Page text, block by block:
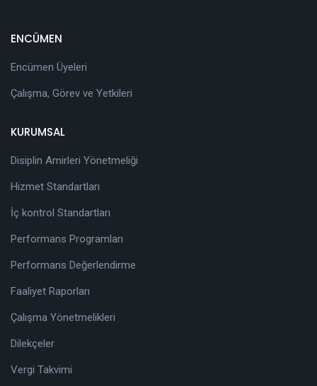
ENCÜMEN
Encümen Üyeleri
Çalışma, Görev ve Yetkileri
KURUMSAL
Disiplin Amirleri Yönetmeliği
Hizmet Standartları
İç kontrol Standartları
Performans Programları
Performans Değerlendirme
Faaliyet Raporları
Çalışma Yönetmelikleri
Dilekçeler
Vergi Takvimi